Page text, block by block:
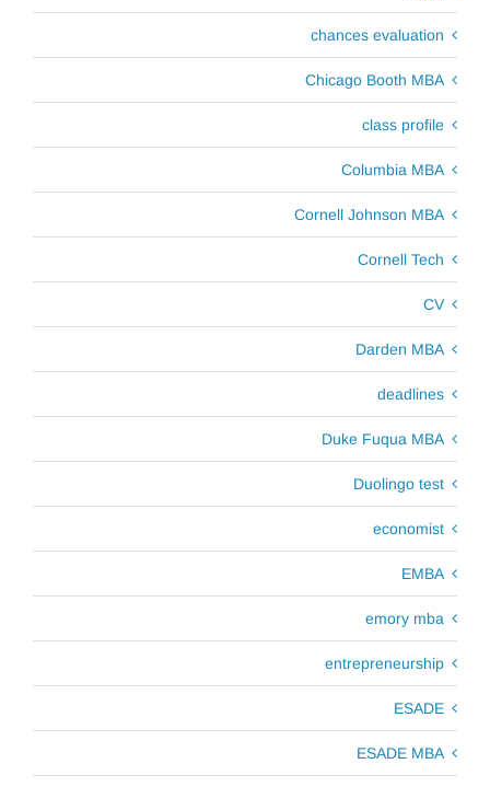
chances evaluation
Chicago Booth MBA
class profile
Columbia MBA
Cornell Johnson MBA
Cornell Tech
CV
Darden MBA
deadlines
Duke Fuqua MBA
Duolingo test
economist
EMBA
emory mba
entrepreneurship
ESADE
ESADE MBA